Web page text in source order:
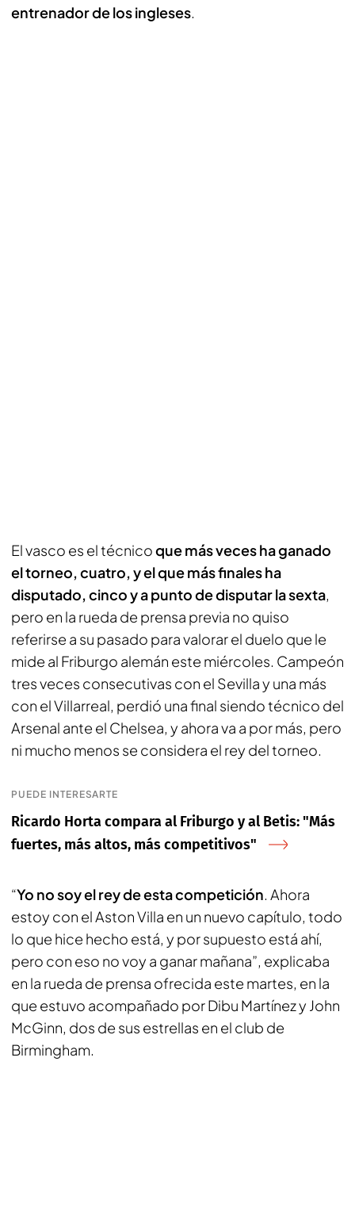
entrenador de los ingleses.
El vasco es el técnicoque más veces ha ganado
el torneo, cuatro, y el que más finales ha
disputado, cinco y a punto de disputar la sexta,
pero en la rueda de prensa previa no quiso
referirse a su pasado para valorar el duelo que le
mide al Friburgo alemán este miércoles. Campeón
tres veces consecutivas con el Sevilla y una más
con el Villarreal, perdió una final siendo técnico del
Arsenal ante el Chelsea, y ahora va a por más, pero
ni mucho menos se considera el rey del torneo.
PUEDE INTERESARTE
Ricardo Horta compara al Friburgo y al Betis: "Más
fuertes, más altos, más competitivos"
“Yo no soy el rey de esta competición. Ahora
estoy con el Aston Villa en un nuevo capítulo, todo
lo que hice hecho está, y por supuesto está ahí,
pero con eso no voy a ganar mañana”, explicaba
en la rueda de prensa ofrecida este martes, en la
que estuvo acompañado por Dibu Martínez y John
McGinn, dos de sus estrellas en el club de
Birmingham.